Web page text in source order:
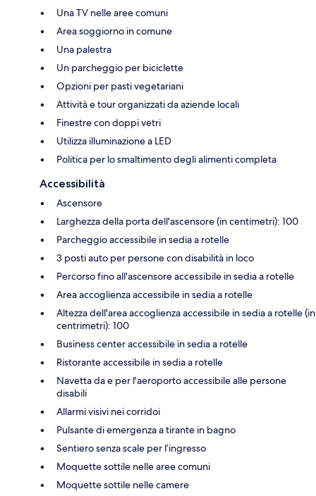
Una TV nelle aree comuni
Area soggiorno in comune
Una palestra
Un parcheggio per biciclette
Opzioni per pasti vegetariani
Attività e tour organizzati da aziende locali
Finestre con doppi vetri
Utilizza illuminazione a LED
Politica per lo smaltimento degli alimenti completa
Accessibilità
Ascensore
Larghezza della porta dell'ascensore (in centimetri): 100
Parcheggio accessibile in sedia a rotelle
3 posti auto per persone con disabilità in loco
Percorso fino all'ascensore accessibile in sedia a rotelle
Area accoglienza accessibile in sedia a rotelle
Altezza dell'area accoglienza accessibile in sedia a rotelle (in
centrimetri): 100
Business center accessibile in sedia a rotelle
Ristorante accessibile in sedia a rotelle
Navetta da e per l'aeroporto accessibile alle persone
disabili
Allarmi visivi nei corridoi
Pulsante di emergenza a tirante in bagno
Sentiero senza scale per l’ingresso
Moquette sottile nelle aree comuni
Moquette sottile nelle camere